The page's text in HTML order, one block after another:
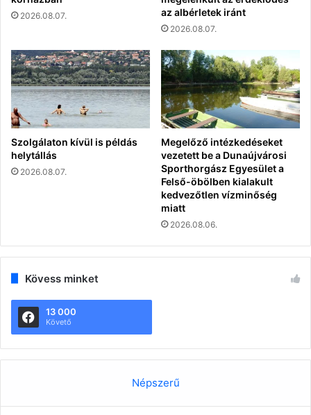
2026.08.07.
az albérletek iránt
2026.08.07.
Szolgálaton kívül is példás
helytállás
2026.08.07.
Megelőző intézkedéseket
vezetett be a Dunaújvárosi
Sporthorgász Egyesület a
Felső-öbölben kialakult
kedvezőtlen vízminőség
miatt
2026.08.06.
Kövess minket
13 000
Követő
Népszerű